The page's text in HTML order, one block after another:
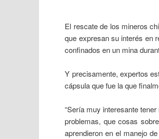
El rescate de los mineros
que expresan su interés en
confinados en un mina
Y precisamente, expertos
cápsula que fue la que
“Sería muy interesante
problemas, que cosas
aprendieron en el manejo